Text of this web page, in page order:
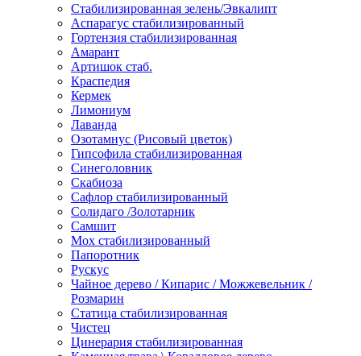
Стабилизированная зелень/Эвкалипт
Аспарагус стабилизированный
Гортензия стабилизированная
Амарант
Артишок стаб.
Краспедия
Кермек
Лимониум
Лаванда
Озотамнус (Рисовый цветок)
Гипсофила стабилизированная
Синеголовник
Скабиоза
Сафлор стабилизированный
Солидаго /Золотарник
Самшит
Мох стабилизированный
Папоротник
Рускус
Чайное дерево / Кипарис / Можжевельник /
Розмарин
Статица стабилизированная
Чистец
Цинерария стабилизированная